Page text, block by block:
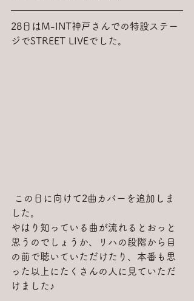
28日はM-INT神戸さんでの特設ステー
ジでSTREET LIVEでした。
した。
やはり知っている曲が流れるとおっと
思うのでしょうか、リハの段階から目
の前で聴いていただけたり、本番も思
った以上にたくさんの人に見ていただ
けました♪